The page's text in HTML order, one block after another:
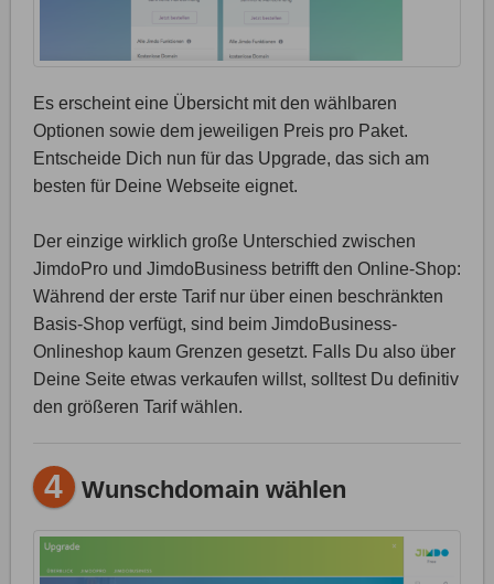
Es erscheint eine Übersicht mit den wählbaren
Optionen sowie dem jeweiligen Preis pro Paket.
Entscheide Dich nun für das Upgrade, das sich am
besten für Deine Webseite eignet.
Der einzige wirklich große Unterschied zwischen
JimdoPro und JimdoBusiness betrifft den Online-Shop:
Während der erste Tarif nur über einen beschränkten
Basis-Shop verfügt, sind beim JimdoBusiness-
Onlineshop kaum Grenzen gesetzt. Falls Du also über
Deine Seite etwas verkaufen willst, solltest Du definitiv
den größeren Tarif wählen.
4 Wunschdomain wählen